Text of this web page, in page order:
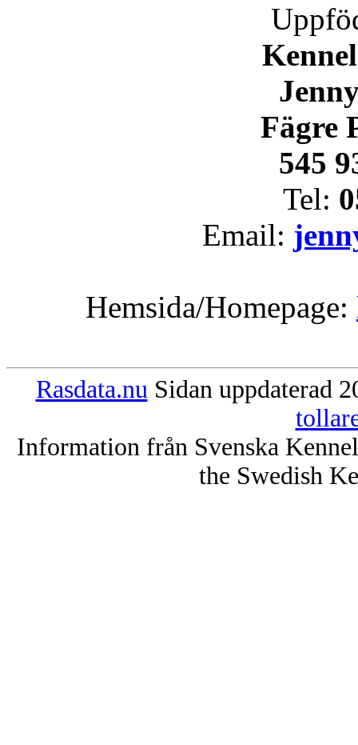
Fägre
545
Tel:
Email:
Hemsida/Homepage:
Rasdata.nu Sidan uppdaterad
Information från Svenska
the Swedish